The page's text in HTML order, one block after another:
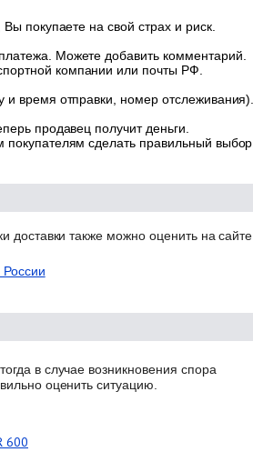
покупаете на свой страх и риск.
Можете добавить комментарий.
компании или почты РФ.
время отправки, номер отслеживания).
продавец получит деньги.
сделать правильный выбор.
доставки также можно оценить на сайте
России
в случае возникновения спора
оценить ситуацию.
600